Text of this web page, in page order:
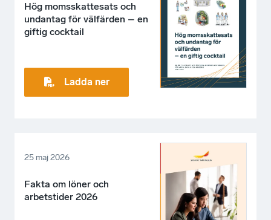
Hög momsskattesats och
undantag för välfärden – en
giftig cocktail
Ladda ner
25 maj 2026
Fakta om löner och
arbetstider 2026